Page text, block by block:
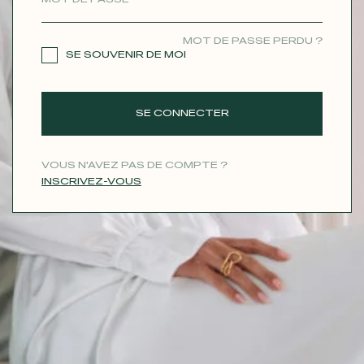
MOT DE PASSE PERDU ?
SE SOUVENIR DE MOI
SE CONNECTER
VOUS N'AVEZ PAS DE COMPTE ?
INSCRIVEZ-VOUS